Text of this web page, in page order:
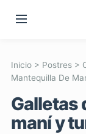
Inicio> Postres>
Mantequilla De
Galletas
maní y